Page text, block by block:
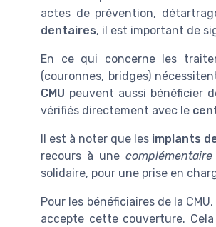
actes de prévention,
dentaires, il est important de
En ce qui concerne les
(couronnes, bridges)
CMU peuvent aussi bénéficier
vérifiés directement avec le
Il est à noter que les implants
recours à une
solidaire, pour une prise en
Pour les bénéficiaires de la
accepte cette couverture.